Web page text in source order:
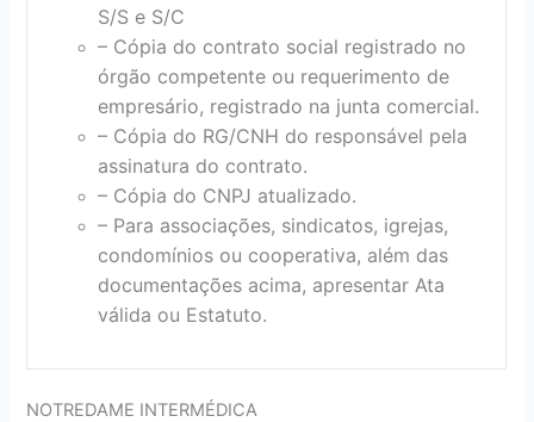
S/S e S/C
– Cópia do contrato social registrado no
órgão competente ou requerimento de
empresário, registrado na junta comercial.
– Cópia do RG/CNH do responsável pela
assinatura do contrato.
– Cópia do CNPJ atualizado.
– Para associações, sindicatos, igrejas,
condomínios ou cooperativa, além das
documentações acima, apresentar Ata
válida ou Estatuto.
NOTREDAME INTERMÉDICA